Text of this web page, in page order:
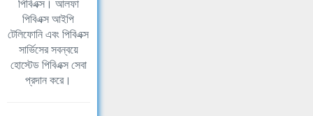
পিবিএক্স। আলফা
পিবিএক্স আইপি
টেলিফোনি এবং পিবিএক্স
সার্ভিসের সবন্বয়ে
হোস্টেড পিবিএক্স সেবা
প্রদান করে।